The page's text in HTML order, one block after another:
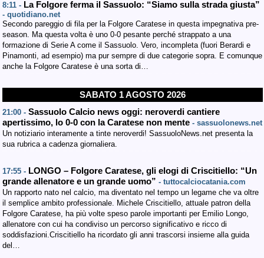
8:11 - La Folgore ferma il Sassuolo: “Siamo sulla strada giusta”
- quotidiano.net
Secondo pareggio di fila per la Folgore Caratese in questa impegnativa pre-
season. Ma questa volta è uno 0-0 pesante perché strappato a una
formazione di Serie A come il Sassuolo. Vero, incompleta (fuori Berardi e
Pinamonti, ad esempio) ma pur sempre di due categorie sopra. E comunque
anche la Folgore Caratese è una sorta di…
SABATO 1 AGOSTO 2026
21:00 - Sassuolo Calcio news oggi: neroverdi cantiere
apertissimo, lo 0-0 con la Caratese non mente - sassuolonews.net
Un notiziario interamente a tinte neroverdi! SassuoloNews.net presenta la
sua rubrica a cadenza giornaliera.
17:55 - LONGO – Folgore Caratese, gli elogi di Criscitiello: “Un
grande allenatore e un grande uomo” - tuttocalciocatania.com
Un rapporto nato nel calcio, ma diventato nel tempo un legame che va oltre
il semplice ambito professionale. Michele Criscitiello, attuale patron della
Folgore Caratese, ha più volte speso parole importanti per Emilio Longo,
allenatore con cui ha condiviso un percorso significativo e ricco di
soddisfazioni.Criscitiello ha ricordato gli anni trascorsi insieme alla guida
del…